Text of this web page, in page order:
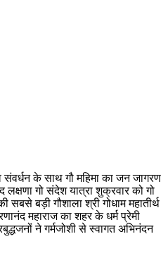
संवर्धन के साथ गौ महिमा का जन जागरण
गो संदेश यात्रा शुक्रवार को गो
सबसे बड़ी गौशाला श्री गोधाम महातीर्थ
महाराज का शहर के धर्म प्रेमी
ने गर्मजोशी से स्वागत अभिनंदन